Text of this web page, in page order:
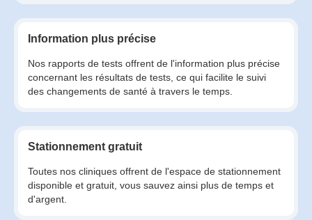
Information plus précise
Nos rapports de tests offrent de l'information plus précise
concernant les résultats de tests, ce qui facilite le suivi
des changements de santé à travers le temps.
Stationnement gratuit
Toutes nos cliniques offrent de l'espace de stationnement
disponible et gratuit, vous sauvez ainsi plus de temps et
d'argent.